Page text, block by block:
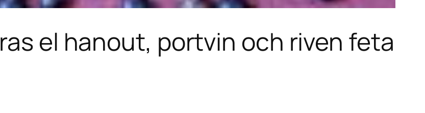
el hanout, portvin och riven feta